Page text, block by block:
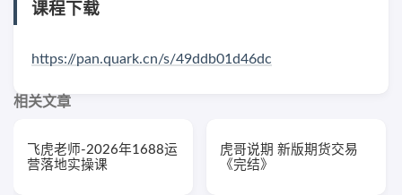
课程下载
https://pan.quark.cn/s/49ddb01d46dc
相关文章
飞虎老师-2026年1688运
营落地实操课
虎哥说期 新版期货交易
《完结》